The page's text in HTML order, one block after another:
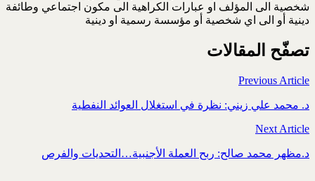
شخصية الى المؤلف او عبارات الكراهية الى مكون اجتماعي وطائفة
دينية أو الى اي شخصية أو مؤسسة رسمية او دينية
تصفّح المقالات
Previous Article
د. محمد علي زيني: نظرة في استغلال العوائد النفطية
Next Article
د.مظهر محمد صالح: ربح العملة الأجنبية…التحديات والفرص